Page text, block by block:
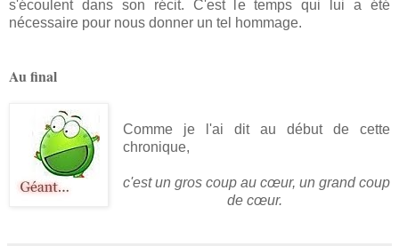
s'écoulent dans son récit. C'est le temps qui lui a été
nécessaire pour nous donner un tel hommage.
Au final
Comme je l'ai dit au début de cette
chronique,
c'est un gros coup au cœur, un grand coup
de cœur.